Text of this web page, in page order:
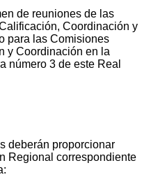
de reuniones de las
Coordinación y
para las Comisiones
y Coordinación en la
número 3 de este Real
deberán proporcionar
Regional correspondiente